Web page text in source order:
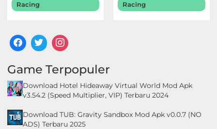
Racing Racing
Game Terpopuler
Download Hotel Hideaway Virtual World Mod Apk
v3.54.2 (Speed Multiplier, VIP) Terbaru 2024
Download TUB: Gravity Sandbox Mod Apk v0.0.7 (NO
ADS) Terbaru 2025